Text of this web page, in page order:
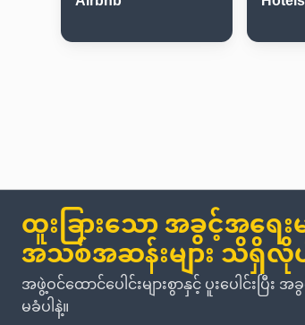
ထူးခြားသော အခွင့်အရေး
အသစ်အဆန်းများ သိရှိလို
အဖွဲ့ဝင်ထောင်ပေါင်းများစွာနှင့် ပူးပေါင်း
မခံပါနဲ့။